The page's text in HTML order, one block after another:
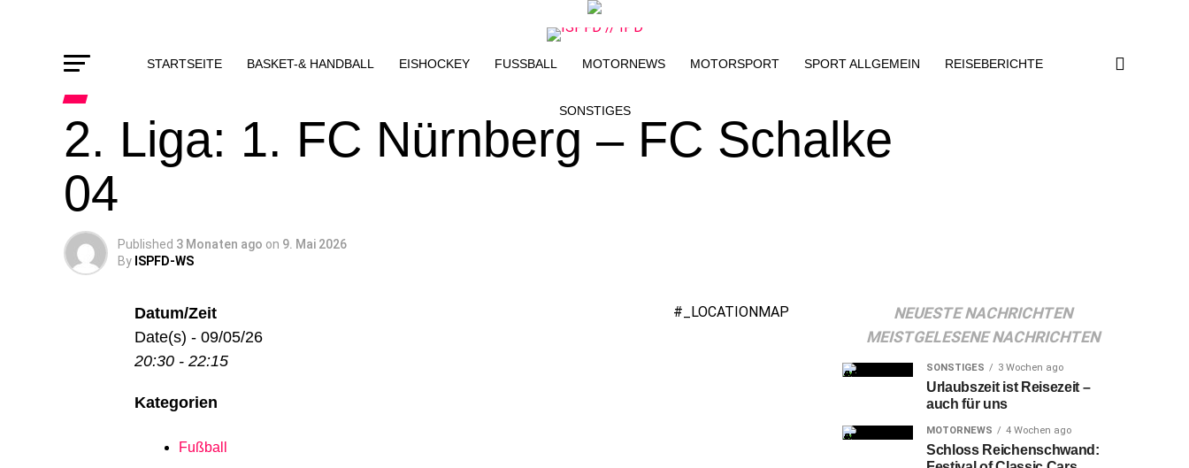
STARTSEITE BASKET-& HANDBALL EISHOCKEY FUSSBALL MOTORNEWS MOTORSPORT SPORT ALLGEMEIN REISEBERICHTE
SONSTIGES
2. Liga: 1. FC Nürnberg – FC Schalke
04
Published 3 Monaten ago on 9. Mai 2026
By ISPFD-WS
#_LOCATIONMAP
Datum/Zeit
Date(s) - 09/05/26
20:30 - 22:15
Kategorien
Fußball
NEUESTE NACHRICHTEN
MEISTGELESENE NACHRICHTEN
SONSTIGES 3 Wochen ago
Urlaubszeit ist Reisezeit –
auch für uns
MOTORNEWS 4 Wochen ago
Schloss Reichenschwand: